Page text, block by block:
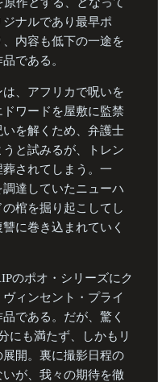
ナルであり最早ポ
内容も低下の一途を
である。
、アフリカで呪いを
ワードを屋敷に監禁
を解くため、弁護士
と試みるが、トレン
されてしまう。一
達していたニューハ
棺を掘り起こしてし
に巻き込まれていく
のポオ・シリーズにク
ィンセント・プライ
である。だが、驚く
にも満たず、しかもリ
開。裏に撮影日程の
が、我々の期待を徹